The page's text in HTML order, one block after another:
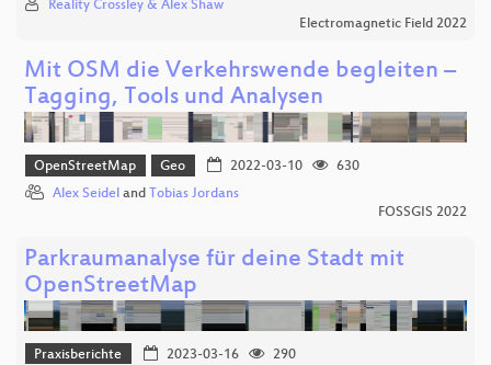
Reality Crossley & Alex Shaw
Electromagnetic Field 2022
Mit OSM die Verkehrswende begleiten –
Tagging, Tools und Analysen
OpenStreetMap Geo 2022-03-10
630
Alex Seidel and Tobias Jordans
FOSSGIS 2022
Parkraumanalyse für deine Stadt mit
OpenStreetMap
Praxisberichte 2023-03-16
290